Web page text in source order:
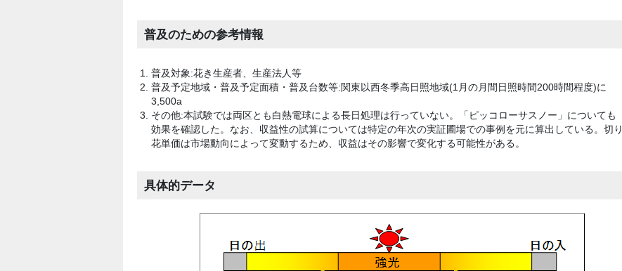
普及のための参考情報
普及対象:花き生産者、生産法人等
普及予定地域・普及予定面積・普及台数等:関東以西冬季高日照地域(1月の月間日照時間200時間程度)に
3,500a
その他:本試験では両区とも白熱電球による長日処理は行っていない。「ピッコローサスノー」についても
効果を確認した。なお、収益性の試算については特定の年次の実証圃場での事例を元に算出している。切り
花単価は市場動向によって変動するため、収益はその影響で変化する可能性がある。
具体的データ